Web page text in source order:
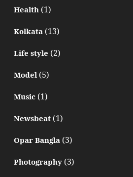
Health(1)
Kolkata(13)
Life style (2)
Model(5)
Music(1)
Newsbeat(1)
Opar Bangla(3)
Photography(3)